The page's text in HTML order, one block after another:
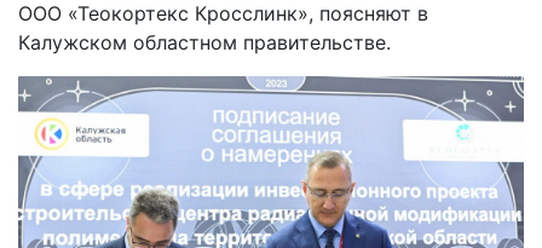
ООО «Теокортекс Кросслинк», поясняют в
Калужском областном правительстве.